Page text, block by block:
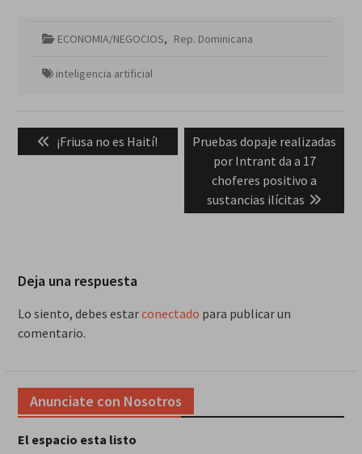
ECONOMIA/NEGOCIOS, Rep. Dominicana
inteligencia artificial
Previous
post:
¡Friusa no es Haití!
Next
post:
Pruebas dopaje realizadas
por Intrant da a 17
choferes positivo a
sustancias ilícitas
Deja una respuesta
Lo siento, debes estarconectado para publicar un
comentario.
Anunciate con Nosotros
El espacio esta listo